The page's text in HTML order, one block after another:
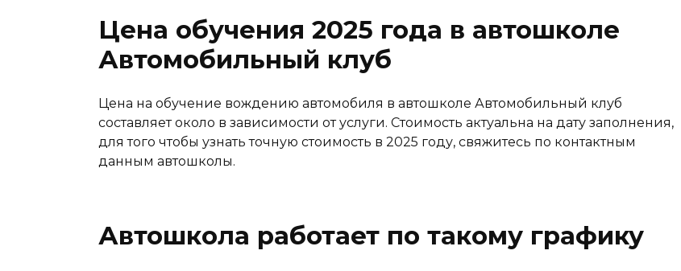
Цена обучения 2025 года в автошколе
Автомобильный клуб
Цена на обучение вождению автомобиля в автошколе Автомобильный клуб
составляет около в зависимости от услуги. Стоимость актуальна на дату заполнения,
для того чтобы узнать точную стоимость в 2025 году, свяжитесь по контактным
данным автошколы.
Автошкола работает по такому графику